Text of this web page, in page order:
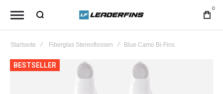
0
Startseite Fiberglas Stereoflossen Blue Camo Bi-Fins
Zum
Ende
BESTSELLER